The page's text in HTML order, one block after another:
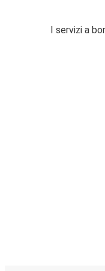
I servizi a